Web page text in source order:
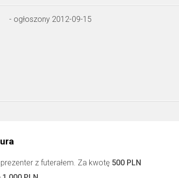
- ogłoszony 2012-09-15
z futerałem. Za kwotę 500 PLN